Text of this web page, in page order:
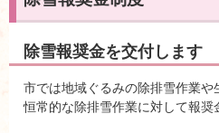
除雪報奨金を交付します
市では地域ぐるみの除排雪作業や
恒常的な除排雪作業に対して報奨